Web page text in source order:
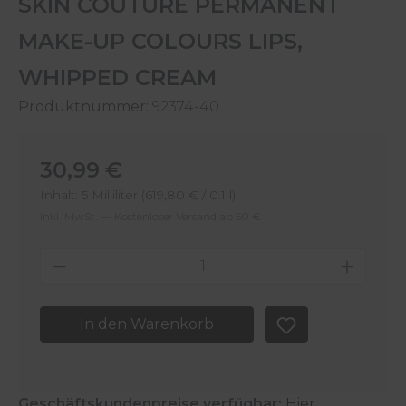
MAKE-UP COLOURS LIPS,
WHIPPED CREAM
Produktnummer: 92374-40
Regulärer Preis:
30,99 €
Inhalt: 5 Milliliter (619,80 € / 0.1 l)
Produkt Anzahl: Gib den
In den Warenkorb